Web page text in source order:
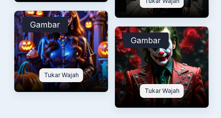
Gambar
Tukar Wajah
Gambar
Tukar Wajah